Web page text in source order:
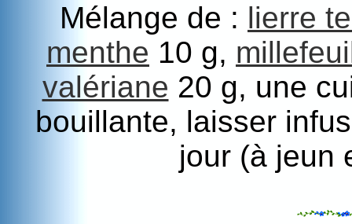
Mélange de : lierre
menthe 10 g,
valériane 20 g, une
bouillante, laisser
jour (à jeun